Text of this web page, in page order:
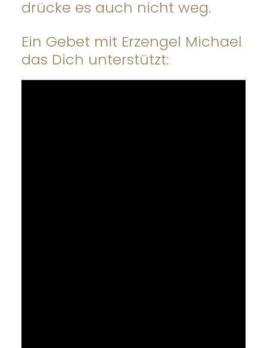
drücke es auch nicht weg.
Ein Gebet mit Erzengel Michael
das Dich unterstützt: